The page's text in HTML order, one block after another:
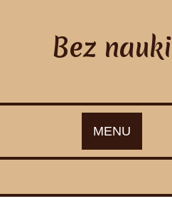
Bez nauki
MENU